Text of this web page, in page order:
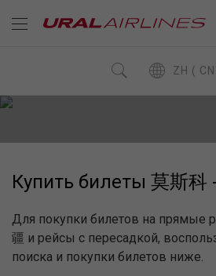
ZH (
Купить билеты 莫斯科
Для покупки билетов на прямые
疆 и рейсы с пересадкой,
поиска и покупки билетов ниже.